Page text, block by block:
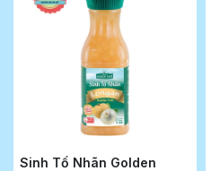
Sinh Tố Nhãn Golden